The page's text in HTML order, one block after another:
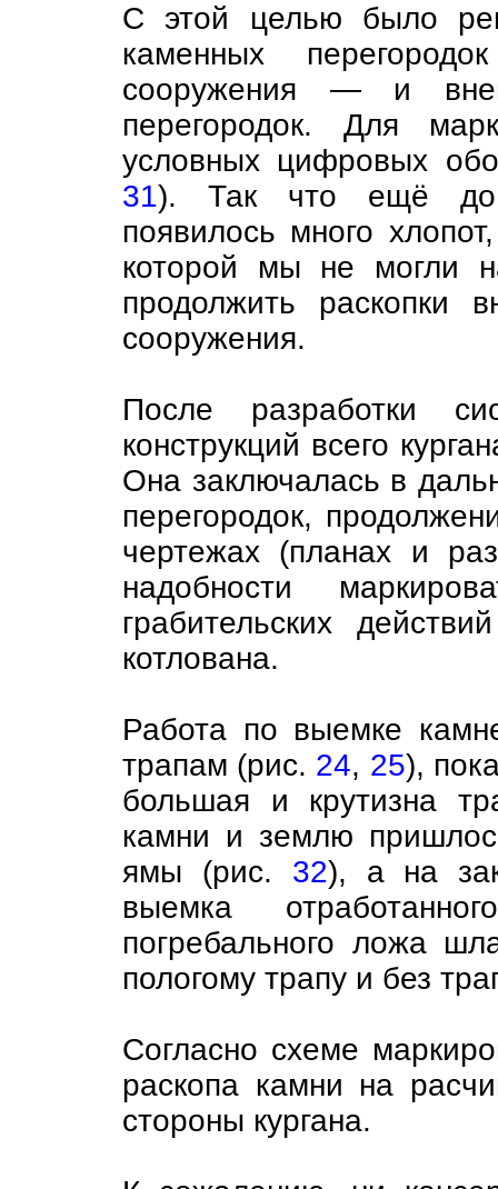
С этой целью было
каменных
сооружения — и
перегородок. Для
условных цифровых
31). Так что ещё до
появилось много
которой мы не могли
продолжить раскопки
сооружения.
После разработки
конструкций всего
Она заключалась в
перегородок,
чертежах (планах и
надобности
грабительских
котлована.
Работа по выемке
трапам (рис. 24, 25),
большая и крутизна
камни и землю
ямы (рис. 32), а на
выемка
погребального ложа
пологому трапу и без
Согласно схеме
раскопа камни на
стороны кургана.